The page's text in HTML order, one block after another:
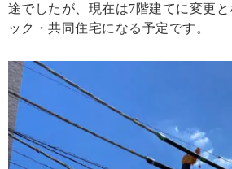
途でしたが、現在は7階建てに変更
ック・共同住宅になる予定です。